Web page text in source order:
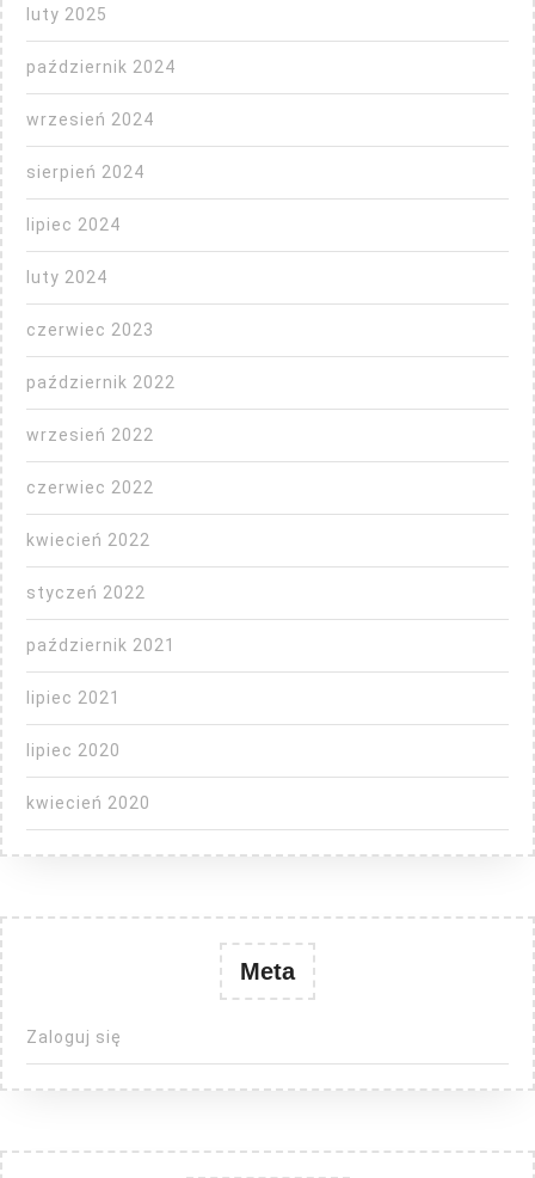
luty 2025
październik 2024
wrzesień 2024
sierpień 2024
lipiec 2024
luty 2024
czerwiec 2023
październik 2022
wrzesień 2022
czerwiec 2022
kwiecień 2022
styczeń 2022
październik 2021
lipiec 2021
lipiec 2020
kwiecień 2020
Meta
Zaloguj się